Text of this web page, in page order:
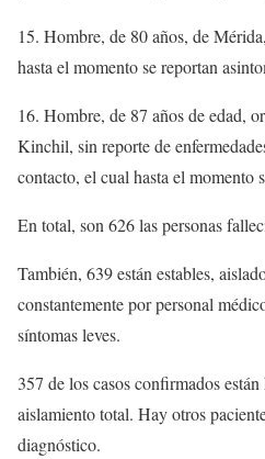
15. Hombre, de 80 años, de
hasta el momento se reportan
16. Hombre, de 87 años de edad,
Kinchil, sin reporte de
contacto, el cual hasta el momento
En total, son 626 las personas
También, 639 están estables,
constantemente por personal
síntomas leves.
357 de los casos confirmados
aislamiento total. Hay otros
diagnóstico.